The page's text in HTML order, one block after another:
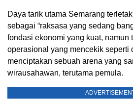
Daya tarik utama Semarang
sebagai “raksasa yang sedang
fondasi ekonomi yang kuat, namun
operasional yang mencekik seperti
menciptakan sebuah arena yang
wirausahawan, terutama pemula.